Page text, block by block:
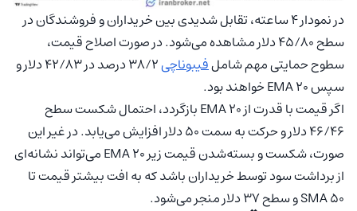
در نمودار ۴ ساعته، تقابل شدیدی بین خریداران و فروشندگان در
سطح ۴۵/۸۰ دلار مشاهده می‌شود. در صورت اصلاح قیمت،
سطوح حمایتی مهم شاملفیبوناچی
۳۸/۲ درصد در ۴۲/۸۳ دلار و
سپس EMA 20 خواهند بود.
اگر قیمت با قدرت از EMA 20 بازگردد، احتمال شکست سطح
۴۶/۴۶ دلار و حرکت به سمت ۵۰ دلار افزایش می‌یابد. در غیر این
صورت، شکست و بسته‌شدن قیمت زیر EMA 20 می‌تواند نشانه‌ای
از برداشت سود توسط خریداران باشد که به افت بیشتر قیمت تا
SMA 50 و سطح ۳۷ دلار منجر می‌شود.